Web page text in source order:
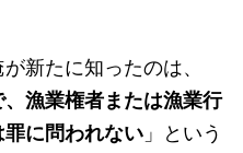
新たに知ったのは、
漁業権者または漁業行
に問われない 」という